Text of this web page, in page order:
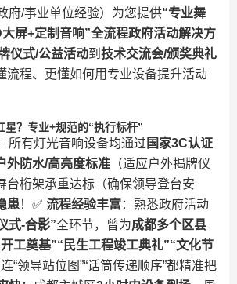
府/事业单位经验）为您提供​​“专业舞
屏+定制音响”全流程政府活动解决方
仪式/公益活动​​到​ ​技术交流会/颁奖典礼​​
流程、更懂如何用专业设备提升活动
星？专业+规范的“执行标杆”​
所有灯光音响设备均通过​ ​国家3C认证​​
外防水/高亮度标准​​（适应户外揭牌仪
台桁架承重达标（确保领导登台安
患​ ​！✅ ​ ​流程经验丰富​​：熟悉政府活动​​
式-合影”​​全环节，曾为​​成都多个区县​​
工奠基”“民生工程竣工典礼”“文化节
“领导站位图”“话筒传递顺序”都精准把